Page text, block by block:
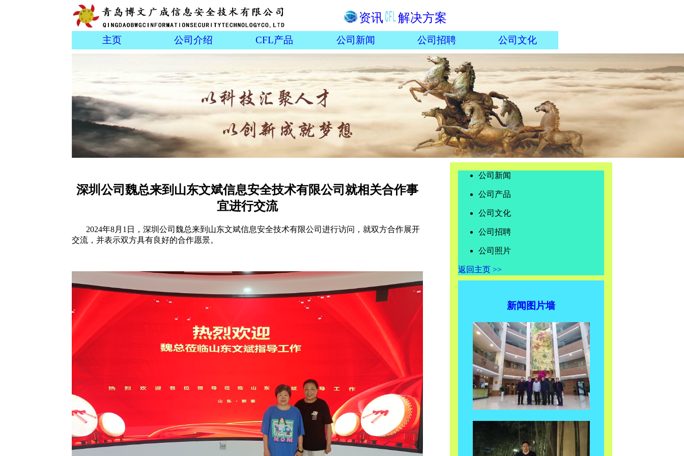
资讯 解决方案
主页 公司介绍 CFL产品 公司新闻 公司招聘 公司文化
深圳公司魏总来到山东文斌信息安全技术有限公司就相关合作事
宜进行交流
2024年8月1日，深圳公司魏总来到山东文斌信息安全技术有限公司进行访问，就双方合作展开
交流，并表示双方具有良好的合作愿景。
公司新闻
公司产品
公司文化
公司招聘
公司照片
返回主页 >>
新闻图片墙